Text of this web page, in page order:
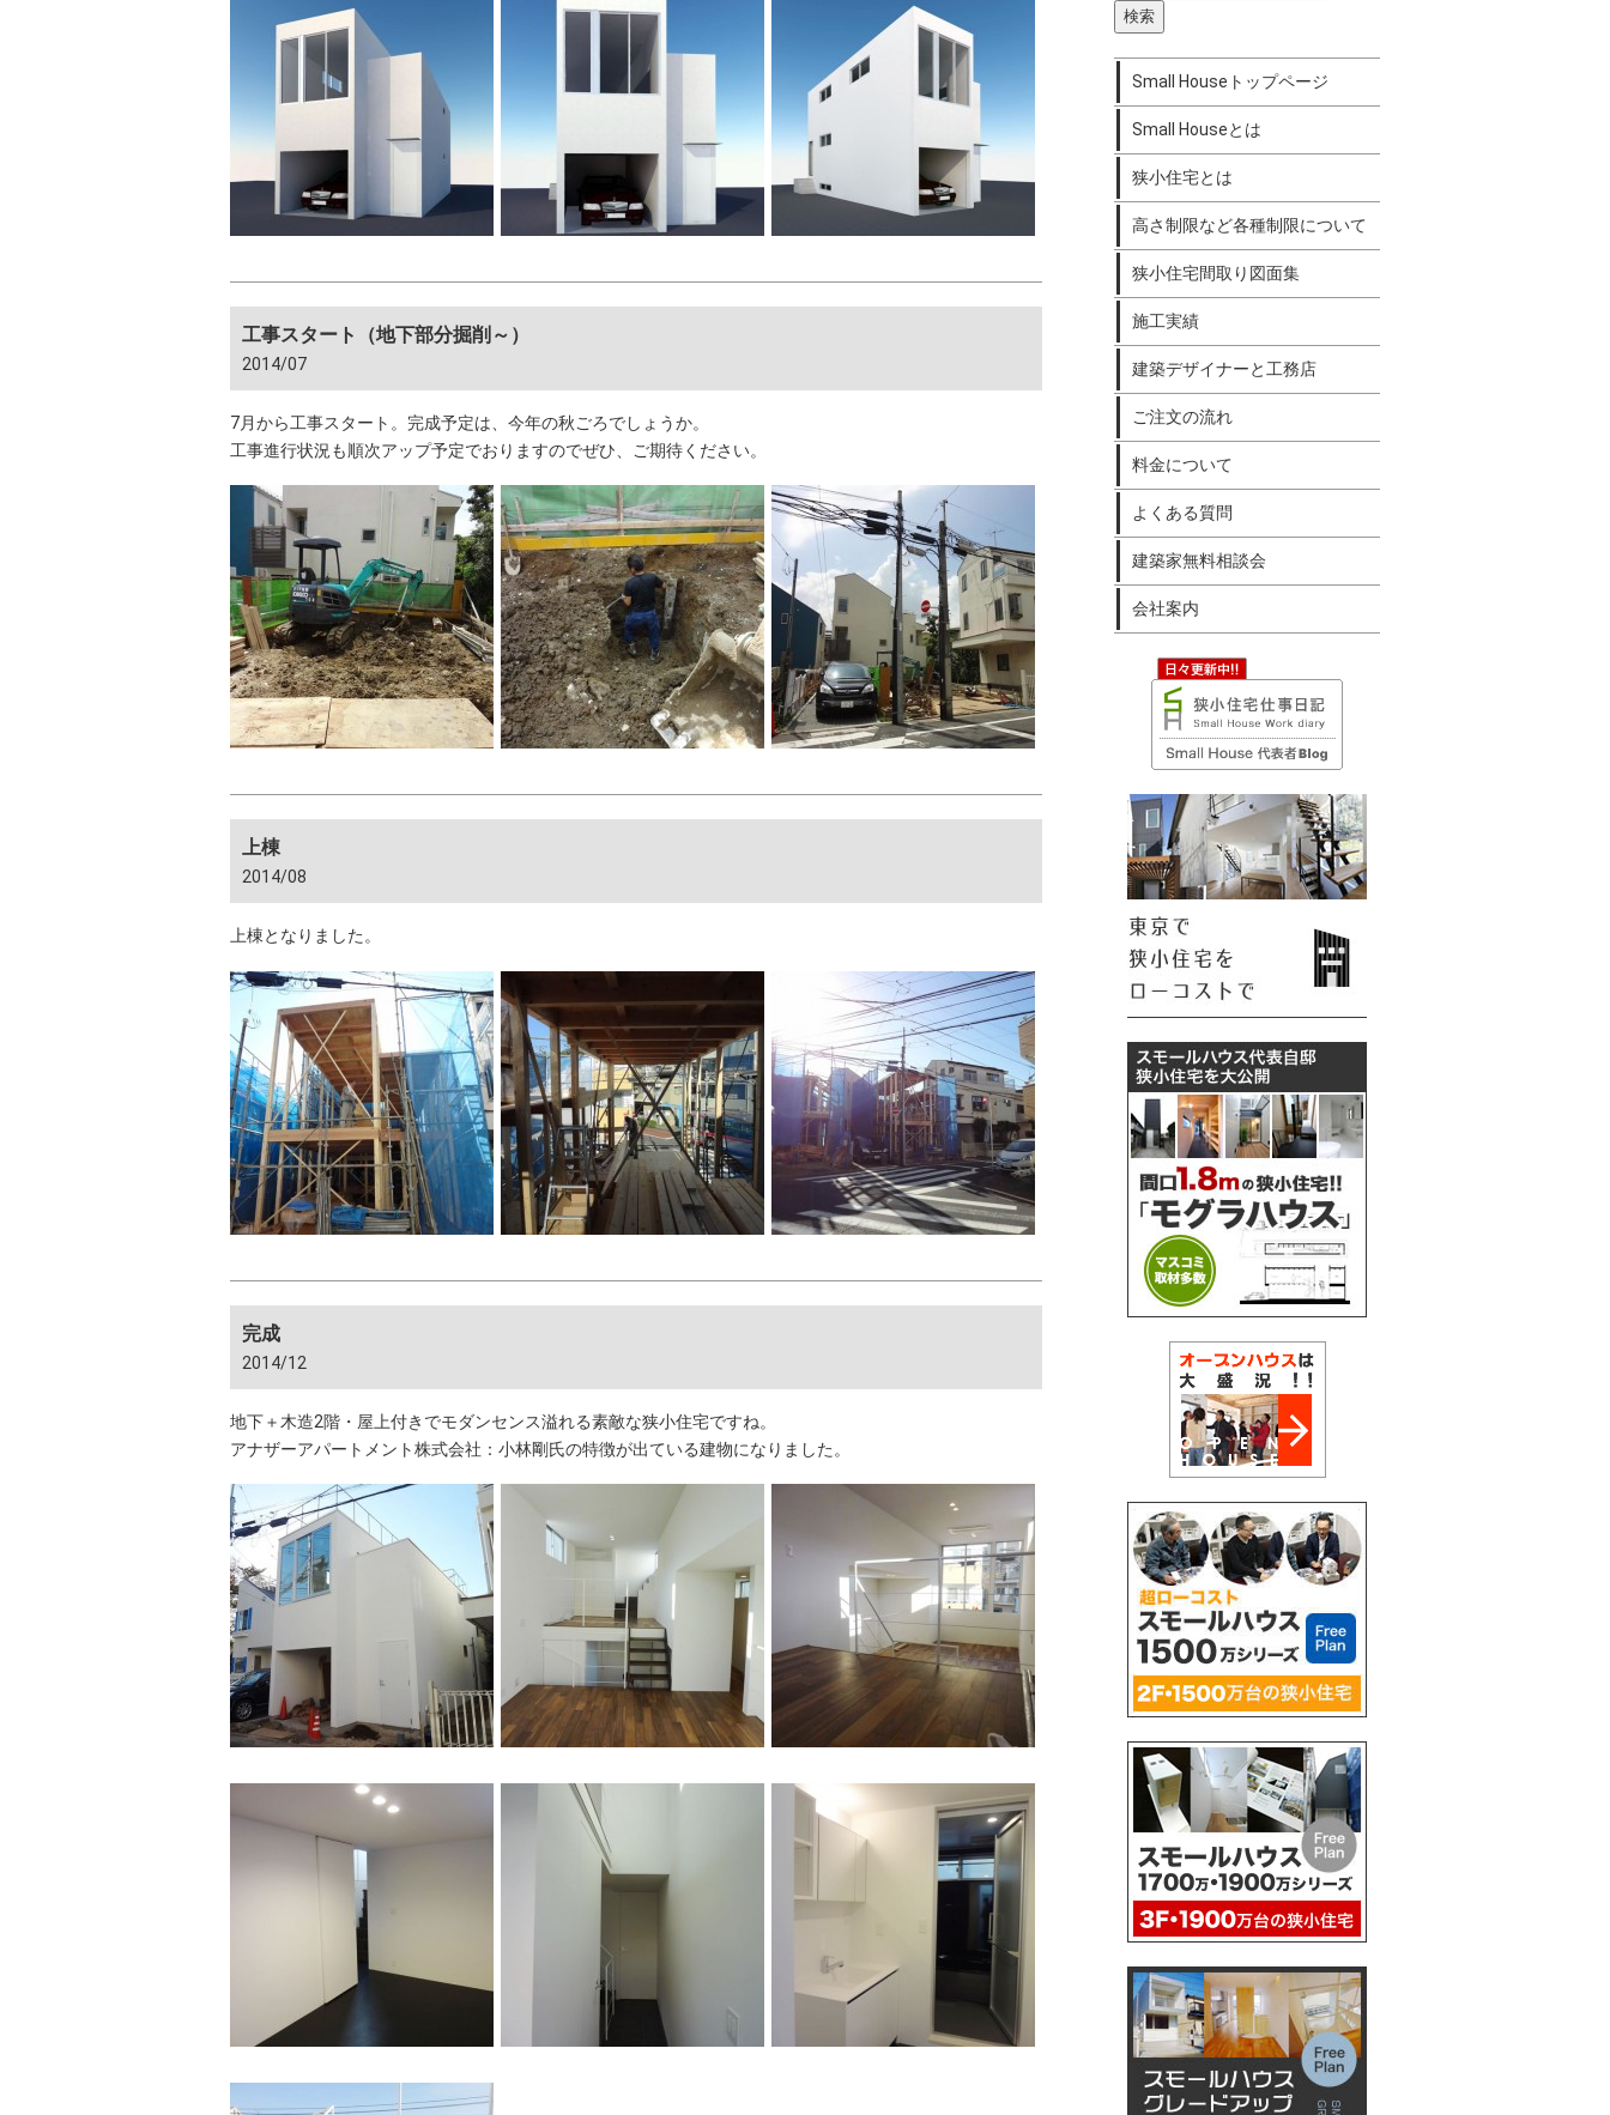
工事スタート（地下部分掘削～）
2014/07
7月から工事スタート。完成予定は、今年の秋ごろでしょうか。
工事進行状況も順次アップ予定でおりますのでぜひ、ご期待ください。
上棟
2014/08
上棟となりました。
完成
2014/12
地下＋木造2階・屋上付きでモダンセンス溢れる素敵な狭小住宅ですね。
アナザーアパートメント株式会社：小林剛氏の特徴が出ている建物になりました。
Small Houseトップページ
Small Houseとは
狭小住宅とは
高さ制限など各種制限について
狭小住宅間取り図面集
施工実績
建築デザイナーと工務店
ご注文の流れ
料金について
よくある質問
建築家無料相談会
会社案内